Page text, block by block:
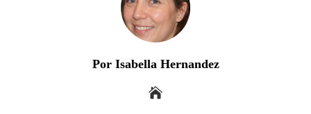
Por Isabella Hernandez